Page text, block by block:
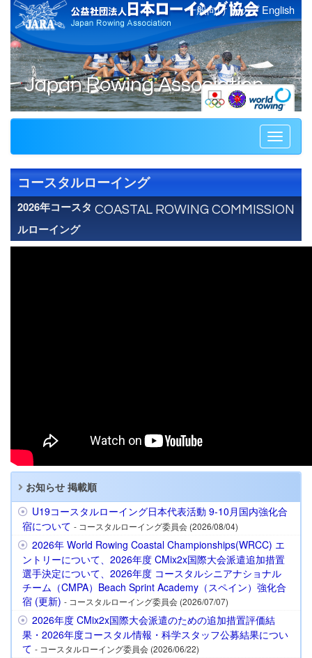
Japan Rowing Association
一般向けトップ English
Toggle
コースタルローイング
COASTAL ROWING COMMISSION
2026年コースタ
ルローイング
お知らせ 掲載順
U19コースタルローイング日本代表活動 9-10月国内強化合
宿について - コースタルローイング委員会 (2026/08/04)
2026年 World Rowing Coastal Championships(WRCC) エ
ントリーについて、2026年度 CMix2x国際大会派遣追加措置
選手決定について、2026年度 コースタルシニアナショナル
チーム（CMPA）Beach Sprint Academy（スペイン）強化合
宿 (更新) - コースタルローイング委員会 (2026/07/07)
2026年度 CMix2x国際大会派遣のための追加措置評価結
果・2026年度コースタル情報・科学スタッフ公募結果につい
て - コースタルローイング委員会 (2026/06/22)